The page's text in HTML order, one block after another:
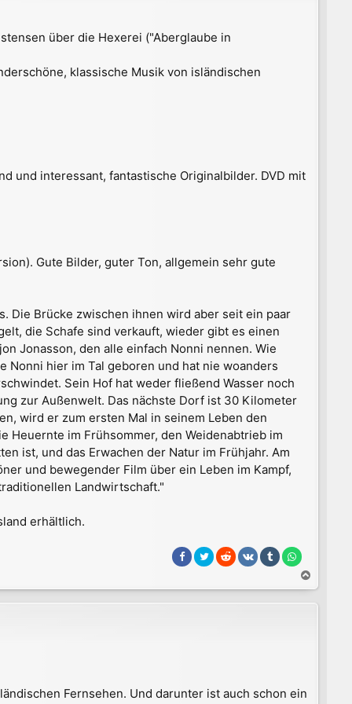
über die Hexerei ("Aberglaube in
klassische Musik von isländischen
und interessant, fantastische Originalbilder. DVD mit
Gute Bilder, guter Ton, allgemein sehr gute
Die Brücke zwischen ihnen wird aber seit ein paar
die Schafe sind verkauft, wieder gibt es einen
Jonasson, den alle einfach Nonni nennen. Wie
Nonni hier im Tal geboren und hat nie woanders
Sein Hof hat weder fließend Wasser noch
zur Außenwelt. Das nächste Dorf ist 30 Kilometer
wird er zum ersten Mal in seinem Leben den
Heuernte im Frühsommer, den Weidenabtrieb im
ist, und das Erwachen der Natur im Frühjahr. Am
und bewegender Film über ein Leben im Kampf,
Landwirtschaft."
erhältlich.
a
c
Fernsehen. Und darunter ist auch schon ein